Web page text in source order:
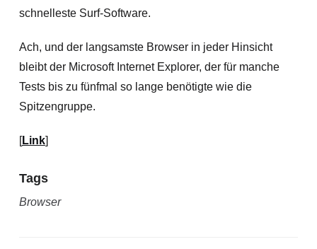
schnelleste Surf-Software.
Ach, und der langsamste Browser in jeder Hinsicht
bleibt der Microsoft Internet Explorer, der für manche
Tests bis zu fünfmal so lange benötigte wie die
Spitzengruppe.
[Link]
Tags
Browser